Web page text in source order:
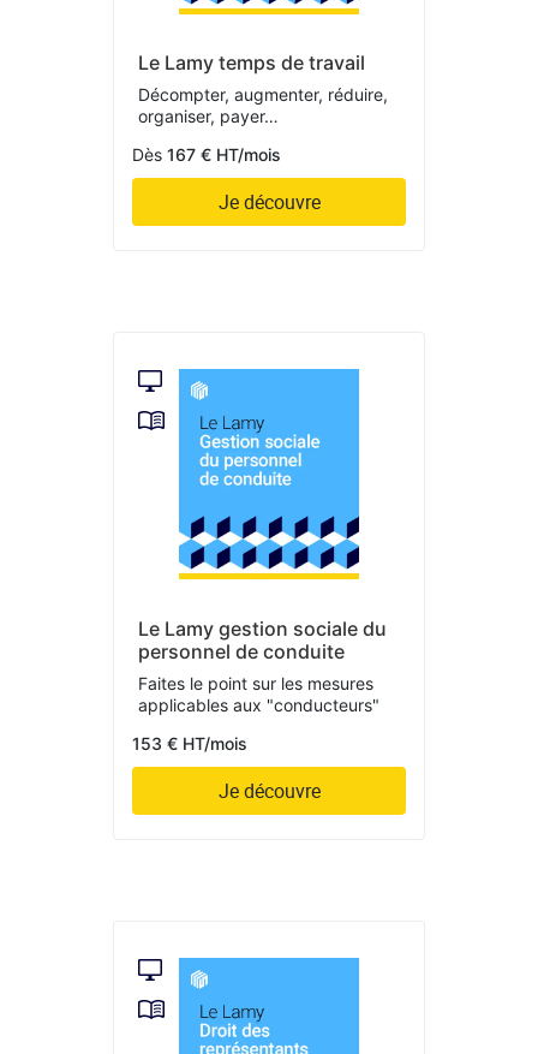
Le Lamy temps de travail
Décompter, augmenter, réduire,
organiser, payer…
Dès 167 € HT/mois
Je découvre
Le Lamy gestion sociale du
personnel de conduite
Faites le point sur les mesures
applicables aux "conducteurs"
153 € HT/mois
Je découvre